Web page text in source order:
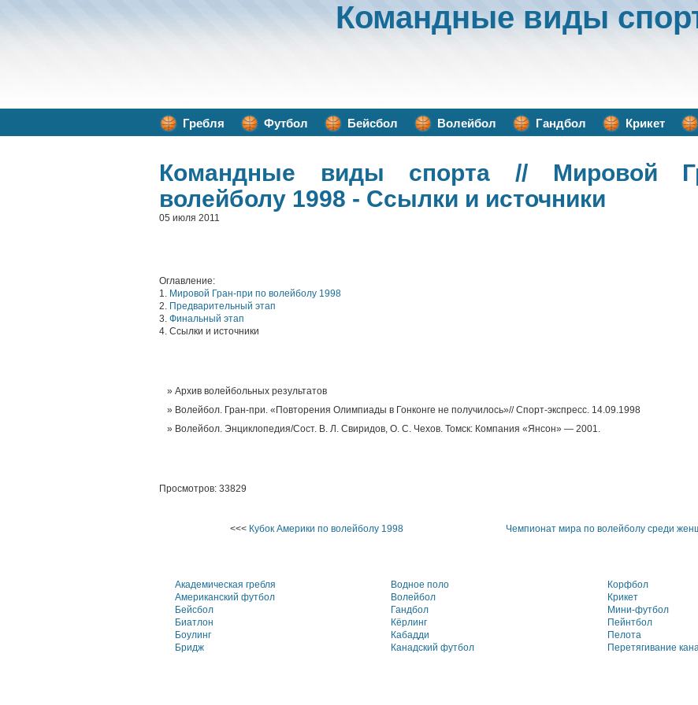
Командные виды
Гребля Футбол Бейсбол Волейбол Гандбол Крикет
Командные виды спорта // Мировой
волейболу 1998 - Ссылки и источники
05 июля 2011
Оглавление:
1. Мировой Гран-при по волейболу 1998
2. Предварительный этап
3. Финальный этап
4. Ссылки и источники
Архив волейбольных результатов
Волейбол. Гран-при. «Повторения Олимпиады в Гонконге не получилось»// Спорт-экспресс. 14.09.1998
Волейбол. Энциклопедия/Сост. В. Л. Свиридов, О. С. Чехов. Томск: Компания «Янсон» — 2001.
Просмотров: 33829
<<< Кубок Америки по волейболу 1998 Чемпионат мира по волейболу среди
Академическая гребля
Американский футбол
Бейсбол
Биатлон
Боулинг
Бридж
Водное поло
Волейбол
Гандбол
Кёрлинг
Кабадди
Канадский футбол
Корфбол
Крикет
Мини-футбол
Пейнтбол
Пелота
Перетягивание